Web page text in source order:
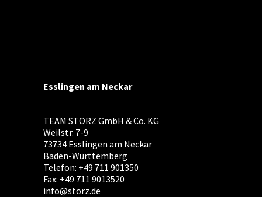
Esslingen am Neckar
TEAM STORZ GmbH & Co. KG
Weilstr. 7-9
73734 Esslingen am Neckar
Baden-Württemberg
Telefon: +49 711 901350
Fax: +49 711 9013520
info@storz.de